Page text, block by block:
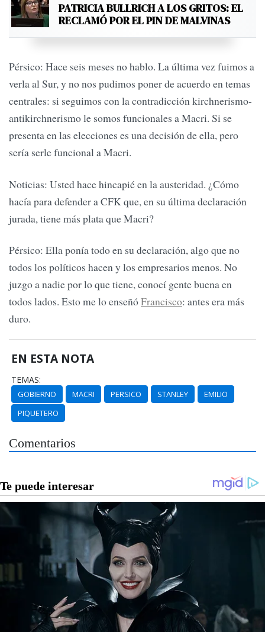
PATRICIA BULLRICH A LOS GRITOS: EL
RECLAMÓ POR EL PIN DE MALVINAS
Pérsico: Hace seis meses no hablo. La última vez fuimos a
verla al Sur, y no nos pudimos poner de acuerdo en temas
centrales: si seguimos con la contradicción kirchnerismo-
antikirchnerismo le somos funcionales a Macri. Si se
presenta en las elecciones es una decisión de ella, pero
sería serle funcional a Macri.
Noticias: Usted hace hincapié en la austeridad. ¿Cómo
hacía para defender a CFK que, en su última declaración
jurada, tiene más plata que Macri?
Pérsico: Ella ponía todo en su declaración, algo que no
todos los políticos hacen y los empresarios menos. No
juzgo a nadie por lo que tiene, conocí gente buena en
todos lados. Esto me lo enseñóFrancisco: antes era más
duro.
EN ESTA NOTA
TEMAS:
GOBIERNO MACRI PERSICO STANLEY
EMILIO
PIQUETERO
Comentarios